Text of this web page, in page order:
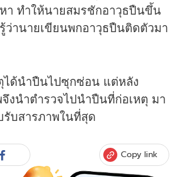
า ทำให้นายสมรชักอาวุธปืนขึ้น
ว่านายเขียนพกอาวุธปืนติดตัวมา
ได้นำปืนไปซุกซ่อน แต่หลัง
งนำตำรวจไปนำปืนที่ก่อเหตุ มา
บสารภาพในที่สุด
Copy link